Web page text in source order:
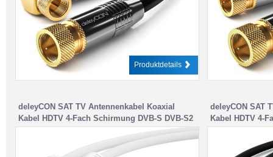
Produktdetails
deleyCON SAT TV Antennenkabel Koaxial
Kabel HDTV 4-Fach Schirmung DVB-S DVB-S2
Radio DAB Mantelstromfilter Ferritkern
deleyCON SAT
Kabel HDTV 4-
– Schwarz